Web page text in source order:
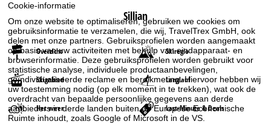
Cookie-informatie
Om onze website te optimaliseren, gebruiken we cookies om
gebruiksinformatie te verzamelen, die wij, TravelTrex GmbH, ook
delen met onze partners. Gebruiksprofielen worden aangemaakt
op basis van uw activiteiten met behulp van eindapparaat- en
browserinformatie. Deze gebruiksprofielen worden gebruikt voor
statistische analyse, individuele productaanbevelingen,
geïndividualiseerde reclame en bereikmeting. Hiervoor hebben wij
uw toestemming nodig (op elk moment in te trekken), wat ook de
overdracht van bepaalde persoonlijke gegevens aan derde
aanbieders in derde landen buiten de Europese Economische
Ruimte inhoudt, zoals Google of Microsoft in de VS.
Sillian
Overzicht Skiregio
Skigebied Langlauf
Het weer Last-Minute & Deals